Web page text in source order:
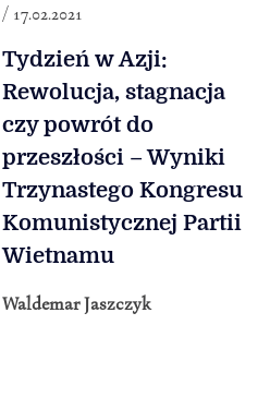
/ 17.02.2021
Tydzień w Azji:
Rewolucja, stagnacja
czy powrót do
przeszłości – Wyniki
Trzynastego Kongresu
Komunistycznej Partii
Wietnamu
Waldemar Jaszczyk